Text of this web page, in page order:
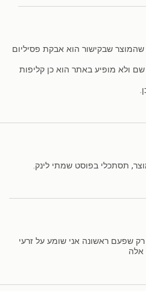
שהמוצר שבקישור הוא אבקת פסיליום
ולא מופיע באתר הוא כן קליפות
תסתכלי בפוסט שמתי לינק.
שפעם ראשונה אני שומע על זרעי
אלה